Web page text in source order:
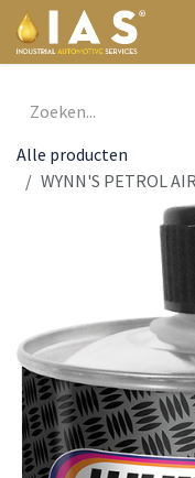
Overslaan naar inhoud
Alle producten
WYNN'S PETROL